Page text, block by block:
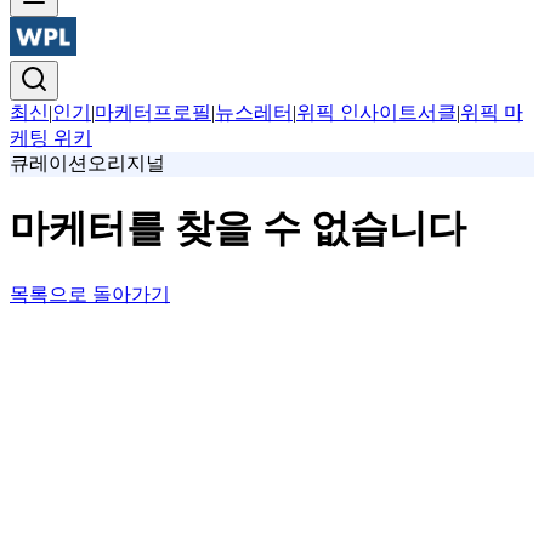
최신|인기 |마케터프로필|뉴스레터 |위픽 인사이트서클|위픽 마
케팅 위키
큐레이션 오리지널
마케터를 찾을 수 없습니다
목록으로 돌아가기